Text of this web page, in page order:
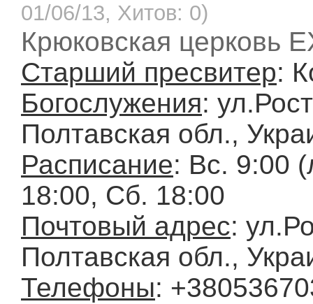
01/06/13, Хитов: 0)
Крюковская церковь
Старший пресвитер:
Богослужения:
Полтавская обл.,
Расписание: Вс. 9:00
18:00, Сб. 18:00
Почтовый адрес:
Полтавская обл.,
Телефоны: